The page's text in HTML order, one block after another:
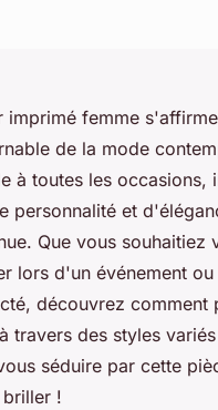
imprimé femme
de la mode
à toutes les occasions,
personnalité et
Que vous souhaitiez
lors d'un événement
découvrez comment
travers des styles
séduire par cette
!